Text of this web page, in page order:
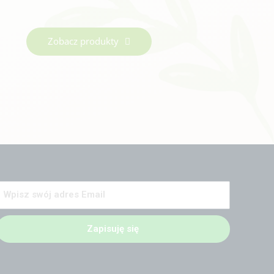
Zobacz produkty
Zapisuję się